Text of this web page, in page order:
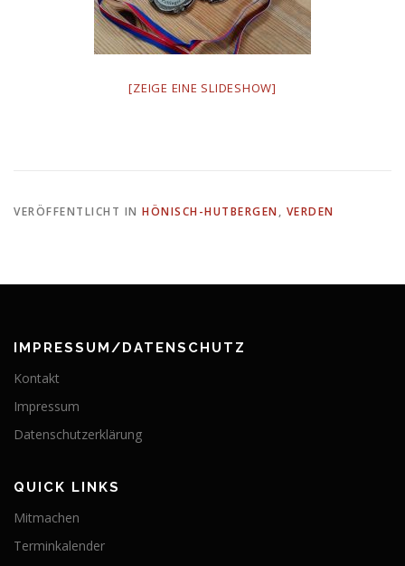
[ZEIGE EINE SLIDESHOW]
VERÖFFENTLICHT IN HÖNISCH-HUTBERGEN, VERDEN
IMPRESSUM/DATENSCHUTZ
Kontakt
Impressum
Datenschutzerklärung
QUICK LINKS
Mitmachen
Terminkalender